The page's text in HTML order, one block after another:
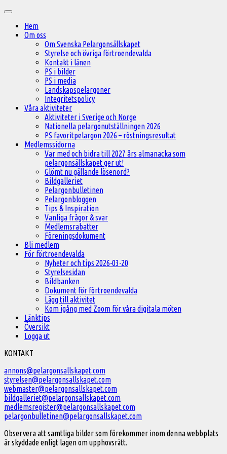
innehåll
Huvudmeny
Hem
Om oss
Om Svenska Pelargonsällskapet
Styrelse och övriga förtroendevalda
Kontakt i länen
PS i bilder
PS i media
Landskapspelargoner
Integritetspolicy
Våra aktiviteter
Aktiviteter i Sverige och Norge
Nationella pelargonutställningen 2026
PS favoritpelargon 2026 – röstningsresultat
Medlemssidorna
Var med och bidra till 2027 års almanacka som
pelargonsällskapet ger ut!
Glömt nu gällande lösenord?
Bildgalleriet
Pelargonbulletinen
Pelargonbloggen
Tips & Inspiration
Vanliga frågor & svar
Medlemsrabatter
Föreningsdokument
Bli medlem
För förtroendevalda
Nyheter och tips 2026-03-20
Styrelsesidan
Bildbanken
Dokument för förtroendevalda
Lägg till aktivitet
Kom igång med Zoom för våra digitala möten
Länktips
Översikt
Logga ut
Välkommen
till
Svenska
Pelargonsällskapet
KONTAKT
annons@pelargonsallskapet.com
styrelsen@pelargonsallskapet.com
webmaster@pelargonsallskapet.com
bildgalleriet@pelargonsallskapet.com
medlemsregister@pelargonsallskapet.com
pelargonbulletinen@pelargonsallskapet.com
Observera att samtliga bilder som förekommer inom denna webbplats
är skyddade enligt lagen om upphovsrätt.